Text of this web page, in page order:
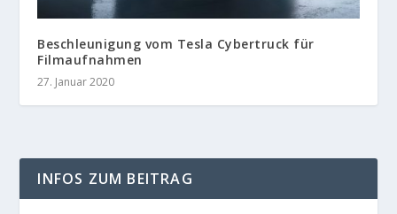
Beschleunigung vom Tesla Cybertruck für
Filmaufnahmen
27. Januar 2020
INFOS ZUM BEITRAG